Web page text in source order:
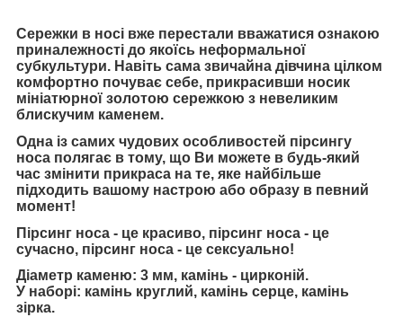
Сережки в носі вже перестали вважатися ознакою
приналежності до якоїсь неформальної
субкультури. Навіть сама звичайна дівчина цілком
комфортно почуває себе, прикрасивши носик
мініатюрної золотою сережкою з невеликим
блискучим каменем.
Одна із самих чудових особливостей пірсингу
носа полягає в тому, що Ви можете в будь-який
час змінити прикраса на те, яке найбільше
підходить вашому настрою або образу в певний
момент!
Пірсинг носа - це красиво, пірсинг носа - це
сучасно, пірсинг носа - це сексуально!
Діаметр каменю: 3 мм, камінь - цирконій.
У наборі: камінь круглий, камінь серце, камінь
зірка.